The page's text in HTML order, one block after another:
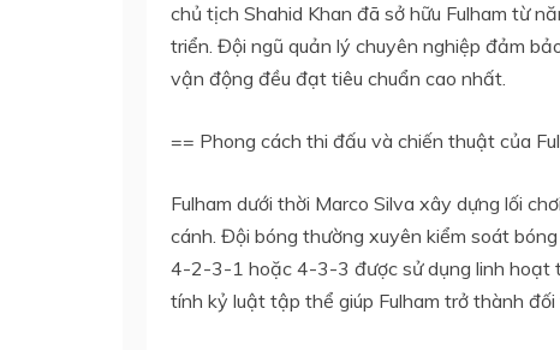
chủ tịch Shahid Khan đã sở hữu Fulham từ
triển. Đội ngũ quản lý chuyên nghiệp đảm
vận động đều đạt tiêu chuẩn cao nhất.
== Phong cách thi đấu và chiến thuật của
Fulham dưới thời Marco Silva xây dựng lối
cánh. Đội bóng thường xuyên kiểm soát
4-2-3-1 hoặc 4-3-3 được sử dụng linh hoạt
tính kỷ luật tập thể giúp Fulham trở thành